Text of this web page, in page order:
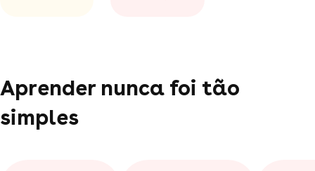
Aprender nunca foi tão
simples